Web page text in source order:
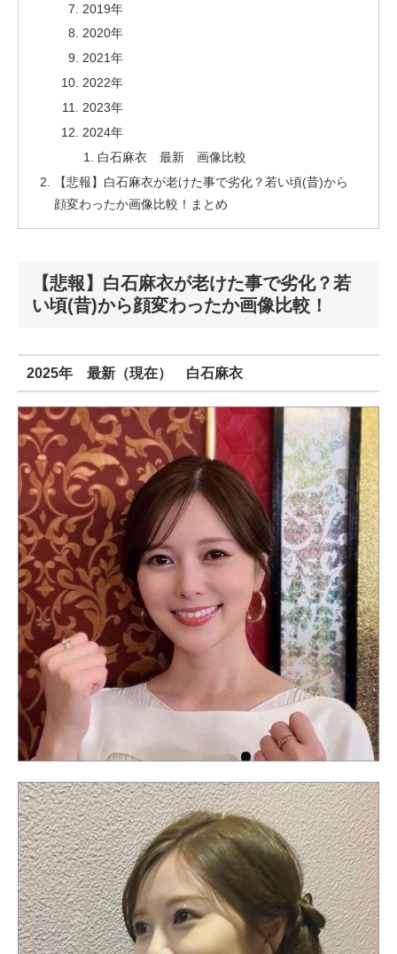
2019年
2020年
2021年
2022年
2023年
2024年
白石麻衣 最新 画像比較
【悲報】白石麻衣が老けた事で劣化？若い頃(昔)から
顔変わったか画像比較！まとめ
【悲報】白石麻衣が老けた事で劣化？若
い頃(昔)から顔変わったか画像比較！
2025年 最新（現在） 白石麻衣